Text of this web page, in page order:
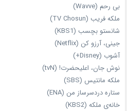
بی‌ رحم (Wavve)
ملکه فریب (TV Chosun)
شانستو بچسب (KBS1)
جینی، آرزو کن (Netflix)
آشوب (Disney+)
نوش جان، اعلیحضرت! (tvN)
ملکه‌ مانتیس (SBS)
ستاره دردسرساز من (ENA)
خانه‌ی ملکه (KBS2)